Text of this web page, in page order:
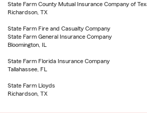
State Farm County Mutual Insurance Company of
Richardson, TX
State Farm Fire and Casualty Company
State Farm General Insurance Company
Bloomington, IL
State Farm Florida Insurance Company
Tallahassee, FL
State Farm Lloyds
Richardson, TX